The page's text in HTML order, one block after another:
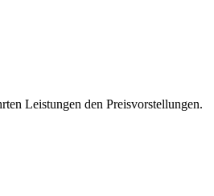
Leistungen den Preisvorstellungen.